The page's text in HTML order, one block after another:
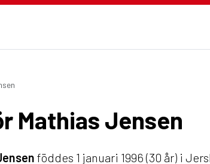
Mathias Jensen
föddes 1 januari 1996 (30 år) i